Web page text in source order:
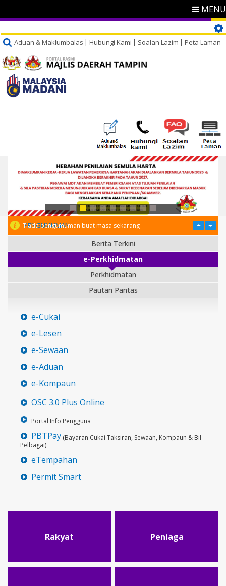
MENU
Aduan & Maklumbalas Hubungi Kami Soalan Lazim Peta Laman
PENGUMUMAN
Tiada pengumuman buat masa sekarang
Berita Terkini
e-Perkhidmatan
Perkhidmatan
Pautan Pantas
e-Cukai
e-Lesen
e-Sewaan
e-Aduan
e-Kompaun
OSC 3.0 Plus Online
Portal Info Pengguna
PBTPay (Bayaran Cukai Taksiran, Sewaan, Kompaun & Bil
Pelbagai)
eTempahan
Permit Smart
Rakyat Peniaga